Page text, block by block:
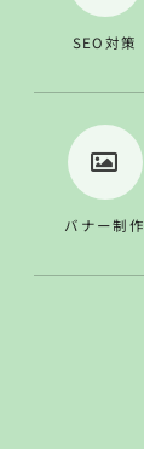
SEO対策
バナー制作